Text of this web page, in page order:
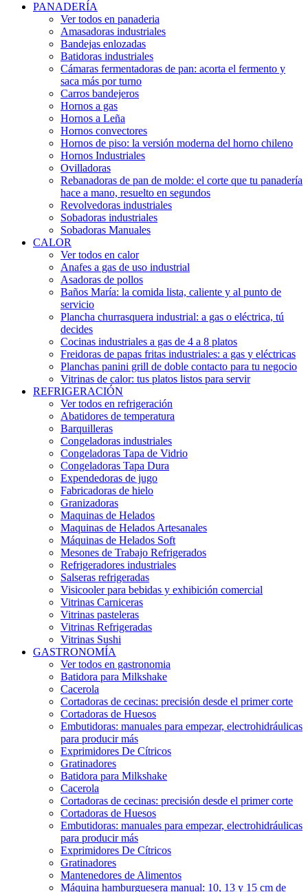
PANADERÍA
Ver todos en panaderia
Amasadoras industriales
Bandejas enlozadas
Batidoras industriales
Cámaras fermentadoras de pan: acorta el fermento y
saca más por turno
Carros bandejeros
Hornos a gas
Hornos a Leña
Hornos convectores
Hornos de piso: la versión moderna del horno chileno
Hornos Industriales
Ovilladoras
Rebanadoras de pan de molde: el corte que tu panadería
hace a mano, resuelto en segundos
Revolvedoras industriales
Sobadoras industriales
Sobadoras Manuales
CALOR
Ver todos en calor
Anafes a gas de uso industrial
Asadoras de pollos
Baños María: la comida lista, caliente y al punto de
servicio
Plancha churrasquera industrial: a gas o eléctrica, tú
decides
Cocinas industriales a gas de 4 a 8 platos
Freidoras de papas fritas industriales: a gas y eléctricas
Planchas panini grill de doble contacto para tu negocio
Vitrinas de calor: tus platos listos para servir
REFRIGERACIÓN
Ver todos en refrigeración
Abatidores de temperatura
Barquilleras
Congeladoras industriales
Congeladoras Tapa de Vidrio
Congeladoras Tapa Dura
Expendedoras de jugo
Fabricadoras de hielo
Granizadoras
Maquinas de Helados
Maquinas de Helados Artesanales
Máquinas de Helados Soft
Mesones de Trabajo Refrigerados
Refrigeradores industriales
Salseras refrigeradas
Visicooler para bebidas y exhibición comercial
Vitrinas Carniceras
Vitrinas pasteleras
Vitrinas Refrigeradas
Vitrinas Sushi
GASTRONOMÍA
Ver todos en gastronomia
Batidora para Milkshake
Cacerola
Cortadoras de cecinas: precisión desde el primer corte
Cortadoras de Huesos
Embutidoras: manuales para empezar, electrohidráulicas
para producir más
Exprimidores De Cítricos
Gratinadores
Batidora para Milkshake
Cacerola
Cortadoras de cecinas: precisión desde el primer corte
Cortadoras de Huesos
Embutidoras: manuales para empezar, electrohidráulicas
para producir más
Exprimidores De Cítricos
Gratinadores
Mantenedores de Alimentos
Máquina hamburguesera manual: 10, 13 y 15 cm de